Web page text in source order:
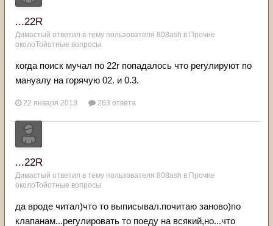
...22R
Димастый ответил в тему пользователя 808ash в Прочие
околоТойотные вопросы.
когда поиск мучал по 22r попадалось что регулируют по
мануалу на горячую 02. и 0.3.
22 января 2013 263 ответа
...22R
Димастый ответил в тему пользователя 808ash в Прочие
околоТойотные вопросы.
да вроде читал)что то выписывал.почитаю заново)по
клапанам...регулировать то поеду на всякий,но...что